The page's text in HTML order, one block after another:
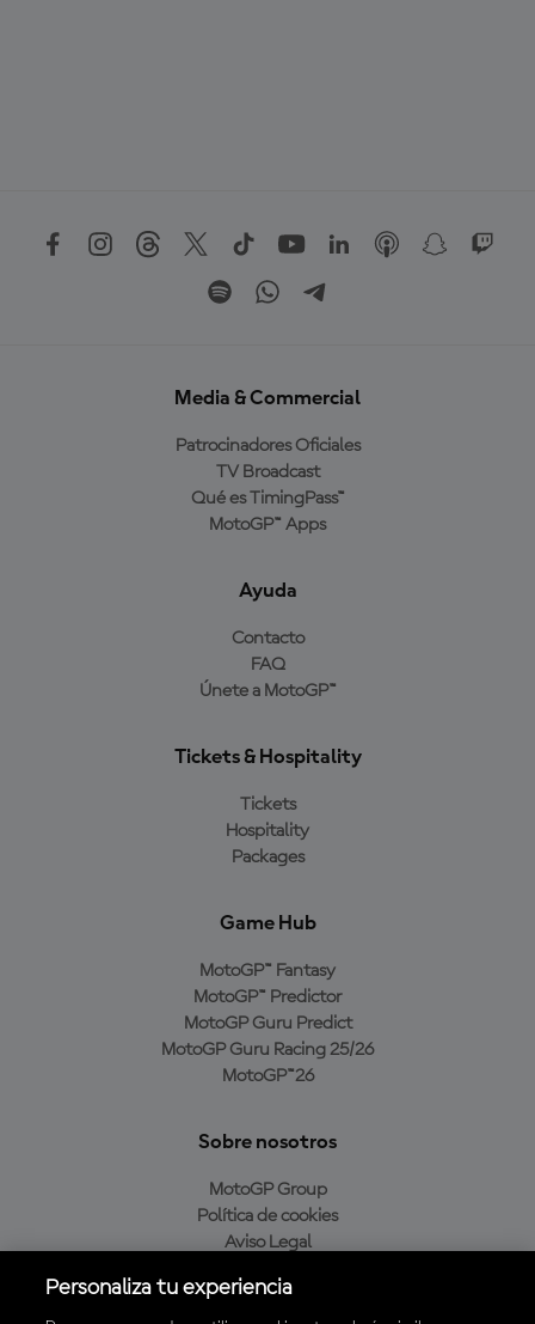
Media & Commercial
Patrocinadores Oficiales
TV Broadcast
Qué es TimingPass™
MotoGP™ Apps
Ayuda
Contacto
FAQ
Únete a MotoGP™
Tickets & Hospitality
Tickets
Hospitality
Packages
Game Hub
MotoGP™ Fantasy
MotoGP™ Predictor
MotoGP Guru Predict
MotoGP Guru Racing 25/26
MotoGP™26
Sobre nosotros
MotoGP Group
Política de cookies
Aviso Legal
Política de compra
Personaliza tu experiencia